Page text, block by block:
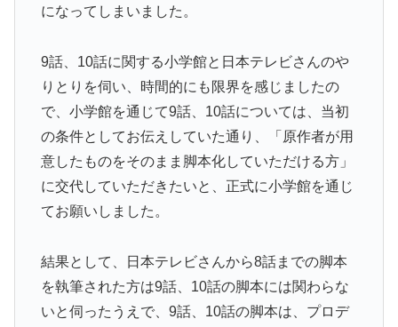
になってしまいました。
9話、10話に関する小学館と日本テレビさんのや
りとりを伺い、時間的にも限界を感じましたの
で、小学館を通じて9話、10話については、当初
の条件としてお伝えしていた通り、「原作者が用
意したものをそのまま脚本化していただける方」
に交代していただきたいと、正式に小学館を通じ
てお願いしました。
結果として、日本テレビさんから8話までの脚本
を執筆された方は9話、10話の脚本には関わらな
いと伺ったうえで、9話、10話の脚本は、プロデ